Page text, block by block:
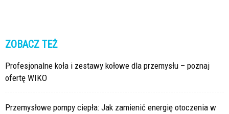
ZOBACZ TEŻ
Profesjonalne koła i zestawy kołowe dla przemysłu – poznaj
ofertę WIKO
Przemysłowe pompy ciepła: Jak zamienić energię otoczenia w